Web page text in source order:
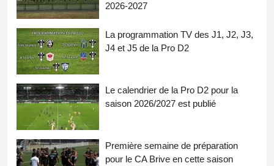
2026-2027
La programmation TV des J1, J2, J3,
J4 et J5 de la Pro D2
Le calendrier de la Pro D2 pour la
saison 2026/2027 est publié
Première semaine de préparation
pour le CA Brive en cette saison